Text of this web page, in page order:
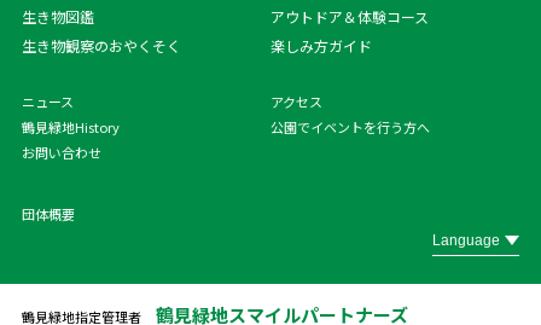
生き物図鑑
生き物観察のおやくそく
アウトドア＆体験コース
楽しみ方ガイド
ニュース
アクセス
鶴見緑地History
公園でイベントを行う方へ
お問い合わせ
団体概要
鶴見緑地指定管理者 鶴見緑地スマイルパートナーズ